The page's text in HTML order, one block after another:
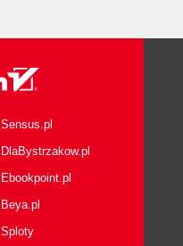
Sensus.pl
DlaBystrzakow.pl
Ebookpoint.pl
Beya.pl
Sploty